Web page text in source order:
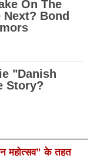
महोत्सव” के तहत